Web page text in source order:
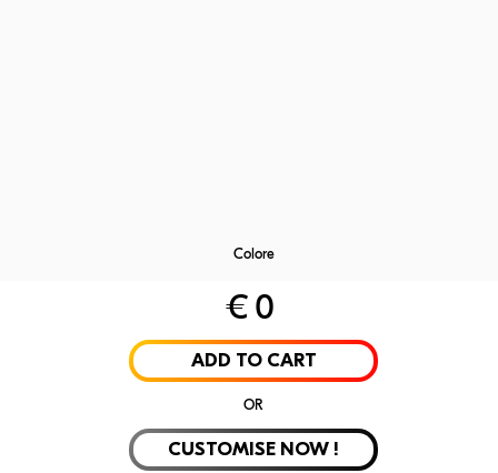
Velvet
Colore
€0
ADD TO CART
OR
CUSTOMISE NOW !